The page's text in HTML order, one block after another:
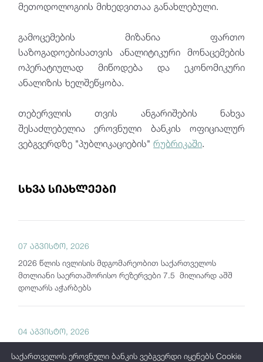
მეთოდოლოგიის მიხედვითაა განახლებული.
გამოცემების მიზანია ფართო
საზოგადოებისათვის ანალიტიკური მონაცემების
ოპერატიულად მიწოდება და ეკონომიკური
ანალიზის ხელშეწყობა.
თებერვლის თვის ანგარიშების ნახვა
შესაძლებელია ეროვნული ბანკის ოფიციალურ
ვებგვერდზე "პუბლიკაციების"რუბრიკაში.
სხვა სიახლეები
07 აგვისტო, 2026
2026 წლის ივლისის მდგომარეობით საქართველოს
მთლიანი საერთაშორისო რეზერვები 7.5 მილიარდ აშშ
დოლარს აჭარბებს
04 აგვისტო, 2026
საქართველოს ეროვნული ბანკის ვებგვერდი იყენებს Cookie